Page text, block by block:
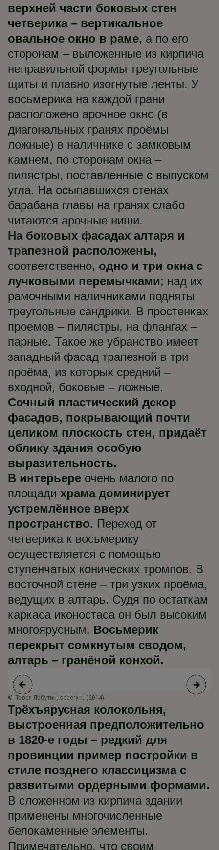
верхней части боковых стен
четверика – вертикальное
овальное окно в раме, а по его
сторонам – выложенные из кирпича
неправильной формы треугольные
щиты и плавно изогнутые ленты. У
восьмерика на каждой грани
расположено арочное окно (в
диагональных гранях проёмы
ложные) в наличнике с замковым
камнем, по сторонам окна –
пилястры, поставленные с выпуском
угла. На осыпавшихся стенах
барабана главы на гранях слабо
читаются арочные ниши.
На боковых фасадах алтаря и
трапезной расположены,
соответственно, одно и три окна с
лучковыми перемычками; над их
рамочными наличниками подняты
треугольные сандрики. В простенках
проемов – пилястры, на флангах –
парные. Такое же убранство имеет
западный фасад трапезной в три
проёма, из которых средний –
входной, боковые – ложные.
Сочный пластический декор
фасадов, покрывающий почти
целиком плоскость стен, придаёт
облику здания особую
выразительность.
В интерьере очень малого по
площади храма доминирует
устремлённое вверх
пространство. Переход от
четверика к восьмерику
осуществляется с помощью
ступенчатых конических тромпов. В
восточной стене – три узких проёма,
ведущих в алтарь. Судя по остаткам
каркаса иконостаса он был высоким
многоярусным. Восьмерик
перекрыт сомкнутым сводом,
алтарь – гранёной конхой.
© Павел Лабутин, sobory.ru (2014)
Трёхъярусная колокольня,
выстроенная предположительно
в 1820-е годы – редкий для
провинции пример постройки в
стиле позднего классицизма с
развитыми ордерными формами.
В сложенном из кирпича здании
применены многочисленные
белокаменные элементы.
Примечательно, что своим